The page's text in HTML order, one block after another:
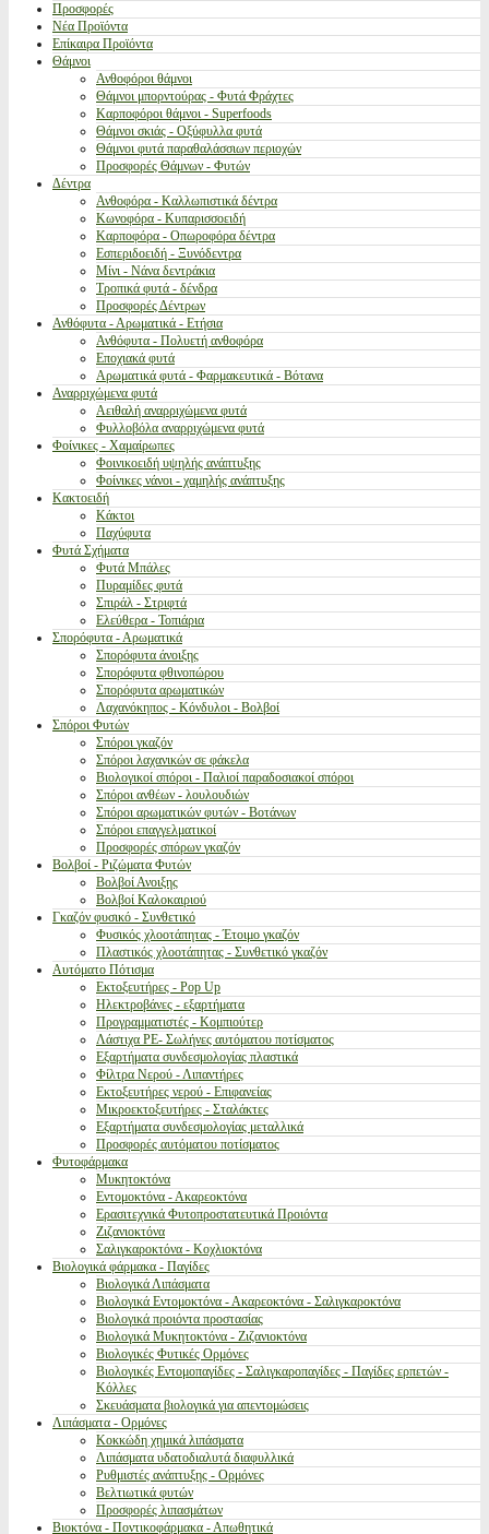
Προσφορές
Νέα Προϊόντα
Επίκαιρα Προϊόντα
Θάμνοι
Ανθοφόροι θάμνοι
Θάμνοι μπορντούρας - Φυτά Φράχτες
Καρποφόροι θάμνοι - Superfoods
Θάμνοι σκιάς - Οξύφυλλα φυτά
Θάμνοι φυτά παραθαλάσσιων περιοχών
Προσφορές Θάμνων - Φυτών
Δέντρα
Ανθοφόρα - Καλλωπιστικά δέντρα
Κωνοφόρα - Κυπαρισσοειδή
Καρποφόρα - Οπωροφόρα δέντρα
Εσπεριδοειδή - Ξυνόδεντρα
Μίνι - Νάνα δεντράκια
Τροπικά φυτά - δένδρα
Προσφορές Δέντρων
Ανθόφυτα - Αρωματικά - Ετήσια
Ανθόφυτα - Πολυετή ανθοφόρα
Εποχιακά φυτά
Αρωματικά φυτά - Φαρμακευτικά - Βότανα
Αναρριχώμενα φυτά
Αειθαλή αναρριχώμενα φυτά
Φυλλοβόλα αναρριχώμενα φυτά
Φοίνικες - Χαμαίρωπες
Φοινικοειδή υψηλής ανάπτυξης
Φοίνικες νάνοι - χαμηλής ανάπτυξης
Κακτοειδή
Κάκτοι
Παχύφυτα
Φυτά Σχήματα
Φυτά Μπάλες
Πυραμίδες φυτά
Σπιράλ - Στριφτά
Ελεύθερα - Τοπιάρια
Σπορόφυτα - Αρωματικά
Σπορόφυτα άνοιξης
Σπορόφυτα φθινοπώρου
Σπορόφυτα αρωματικών
Λαχανόκηπος - Κόνδυλοι - Βολβοί
Σπόροι Φυτών
Σπόροι γκαζόν
Σπόροι λαχανικών σε φάκελα
Βιολογικοί σπόροι - Παλιοί παραδοσιακοί σπόροι
Σπόροι ανθέων - λουλουδιών
Σπόροι αρωματικών φυτών - Βοτάνων
Σπόροι επαγγελματικοί
Προσφορές σπόρων γκαζόν
Βολβοί - Ριζώματα Φυτών
Βολβοί Ανοιξης
Βολβοί Καλοκαιριού
Γκαζόν φυσικό - Συνθετικό
Φυσικός χλοοτάπητας - Έτοιμο γκαζόν
Πλαστικός χλοοτάπητας - Συνθετικό γκαζόν
Αυτόματο Πότισμα
Εκτοξευτήρες - Pop Up
Ηλεκτροβάνες - εξαρτήματα
Προγραμματιστές - Κομπιούτερ
Λάστιχα PE- Σωλήνες αυτόματου ποτίσματος
Εξαρτήματα συνδεσμολογίας πλαστικά
Φίλτρα Νερού - Λιπαντήρες
Εκτοξευτήρες νερού - Επιφανείας
Μικροεκτοξευτήρες - Σταλάκτες
Εξαρτήματα συνδεσμολογίας μεταλλικά
Προσφορές αυτόματου ποτίσματος
Φυτοφάρμακα
Μυκητοκτόνα
Εντομοκτόνα - Ακαρεοκτόνα
Ερασιτεχνικά Φυτοπροστατευτικά Προιόντα
Ζιζανιοκτόνα
Σαλιγκαροκτόνα - Κοχλιοκτόνα
Βιολογικά φάρμακα - Παγίδες
Βιολογικά Λιπάσματα
Βιολογικά Εντομοκτόνα - Ακαρεοκτόνα - Σαλιγκαροκτόνα
Βιολογικά προιόντα προστασίας
Βιολογικά Μυκητοκτόνα - Ζιζανιοκτόνα
Βιολογικές Φυτικές Ορμόνες
Βιολογικές Εντομοπαγίδες - Σαλιγκαροπαγίδες - Παγίδες ερπετών -
Κόλλες
Σκευάσματα βιολογικά για απεντομώσεις
Λιπάσματα - Ορμόνες
Κοκκώδη χημικά λιπάσματα
Λιπάσματα υδατοδιαλυτά διαφυλλικά
Ρυθμιστές ανάπτυξης - Ορμόνες
Βελτιωτικά φυτών
Προσφορές λιπασμάτων
Βιοκτόνα - Ποντικοφάρμακα - Απωθητικά